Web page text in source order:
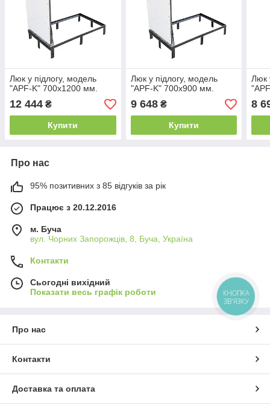
Люк у підлогу, модель
"APF-K" 700х1200 мм.
12 444 ₴
Купити
Люк у підлогу, модель
"APF-K" 700х900 мм.
9 648₴
Купити
Люк
8
Про нас
95% позитивних з 85 відгуків за рік
Працює з 20.12.2016
м. Буча
вул. Чорних Запорожців, 8, Буча, Україна
Контакти
Сьогодні вихідний
Показати весь графік роботи
Про нас
Контакти
Доставка та оплата
КНОПКА
ЗВ'ЯЗКУ